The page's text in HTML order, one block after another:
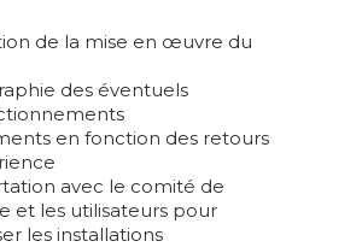
de la mise en œuvre du
des éventuels
en fonction des retours
avec le comité de
et les utilisateurs pour
les installations